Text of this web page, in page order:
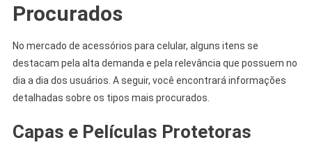
Procurados
No mercado de acessórios para celular, alguns itens se
destacam pela alta demanda e pela relevância que possuem no
dia a dia dos usuários. A seguir, você encontrará informações
detalhadas sobre os tipos mais procurados.
Capas e Películas Protetoras